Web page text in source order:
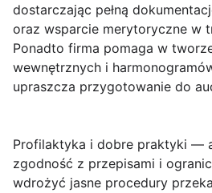
dostarczając pełną
oraz wsparcie merytoryczne w
Ponadto firma pomaga w
wewnętrznych i
upraszcza przygotowanie do
Profilaktyka i dobre praktyki —
zgodność z przepisami i
wdrożyć jasne procedury